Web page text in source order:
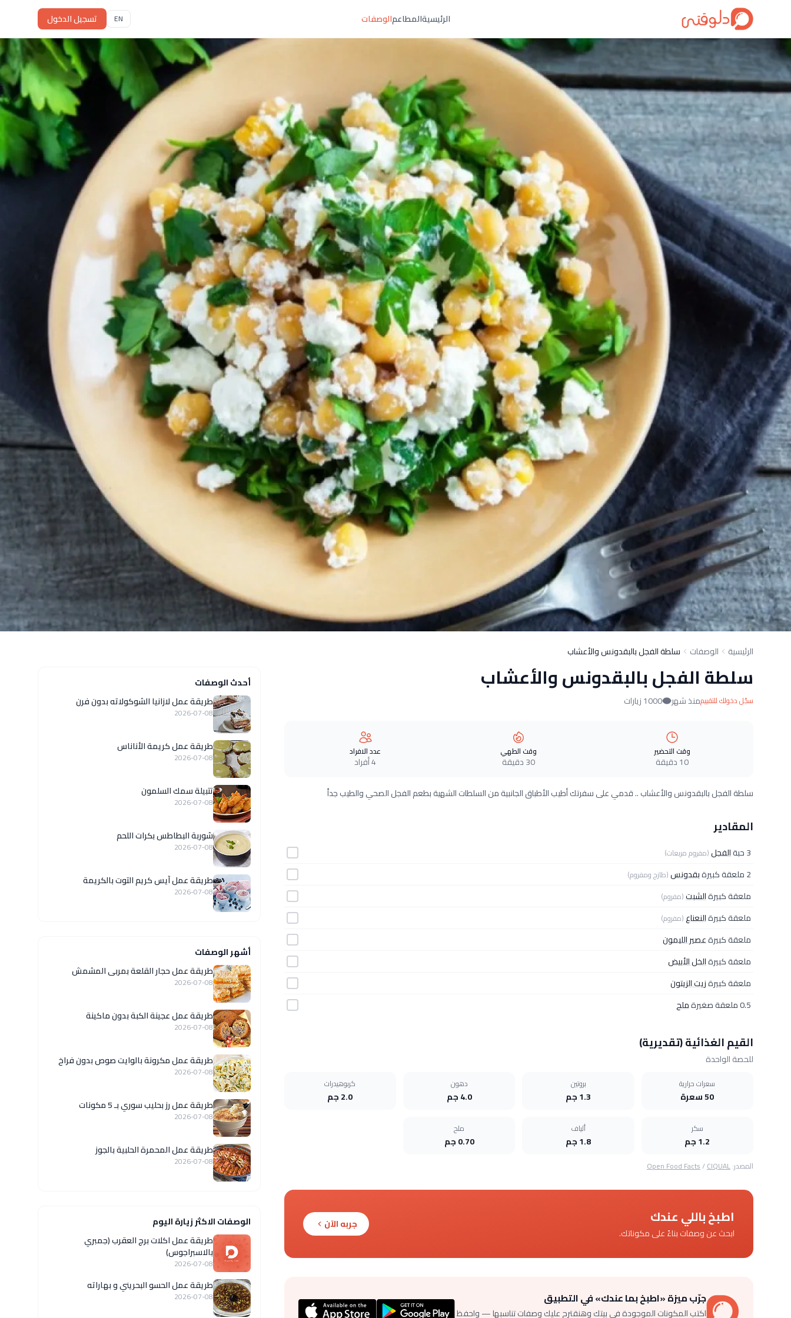
الرئيسيةالمطاعمالوصفات EN تسجيل الدخول
الرئيسية الوصفات سلطة الفجل بالبقدونس والأعشاب
سلطة الفجل بالبقدونس والأعشاب
سجّل دخولك للتقييممنذ شهر 1000 زيارات
وقت التحضير
10 دقيقة
وقت الطهي
30 دقيقة
عدد الافراد
4 أفراد
سلطة الفجل بالبقدونس والأعشاب .. قدمي على سفرتك أطيب الأطباق الجانبية من السلطات الشهية بطعم الفجل الصحي والطيب جداً
المقادير
3 حبة الفجل(مفروم مربعات)
2 ملعقة كبيرة بقدونس(طازج ومفروم)
ملعقة كبيرةالشبت(مفروم)
ملعقة كبيرةالنعناع(مفروم)
ملعقة كبيرةعصير الليمون
ملعقة كبيرةالخل الأبيض
ملعقة كبيرةزيت الزيتون
0.5 ملعقة صغيرة
ملح
القيم الغذائية (تقديرية)
للحصة الواحدة
سعرات حرارية
50 سعرة
بروتين
1.3 جم
دهون
4.0 جم
كربوهيدرات
2.0 جم
سكر
1.2 جم
ألياف
1.8 جم
ملح
0.70 جم
المصدر: Open Food Facts/CIQUAL
اطبخ باللي عندك
ابحث عن وصفات بناءً على مكوناتك.
جربه الآن
جرّب ميزة «اطبخ بما عندك» في التطبيق
اكتب المكونات الموجودة في بيتك وهنقترح عليك وصفات تناسبها — واحفظ
أحدث الوصفات
طريقة عمل لازانيا الشوكولاته بدون فرن
2026-07-08
طريقة عمل كريمة الأناناس
2026-07-08
تتبيلة سمك السلمون
2026-07-08
شوربة البطاطس بكرات اللحم
2026-07-08
طريقة عمل آيس كريم التوت بالكريمة
2026-07-08
أشهر الوصفات
طريقة عمل حجار القلعة بمربى المشمش
2026-07-08
طريقة عمل عجينة الكبة بدون ماكينة
2026-07-08
طريقة عمل مكرونة بالوايت صوص بدون فراخ
2026-07-08
طريقة عمل رز بحليب سوري بـ 5 مكونات
2026-07-08
طريقة عمل المحمرة الحلبية بالجوز
2026-07-08
الوصفات الاكثر زيارة اليوم
طريقة عمل اكلات برج العقرب (جمبري
بالاسبراجوس)
2026-07-08
طريقة عمل الحسو البحريني و بهاراته
2026-07-08